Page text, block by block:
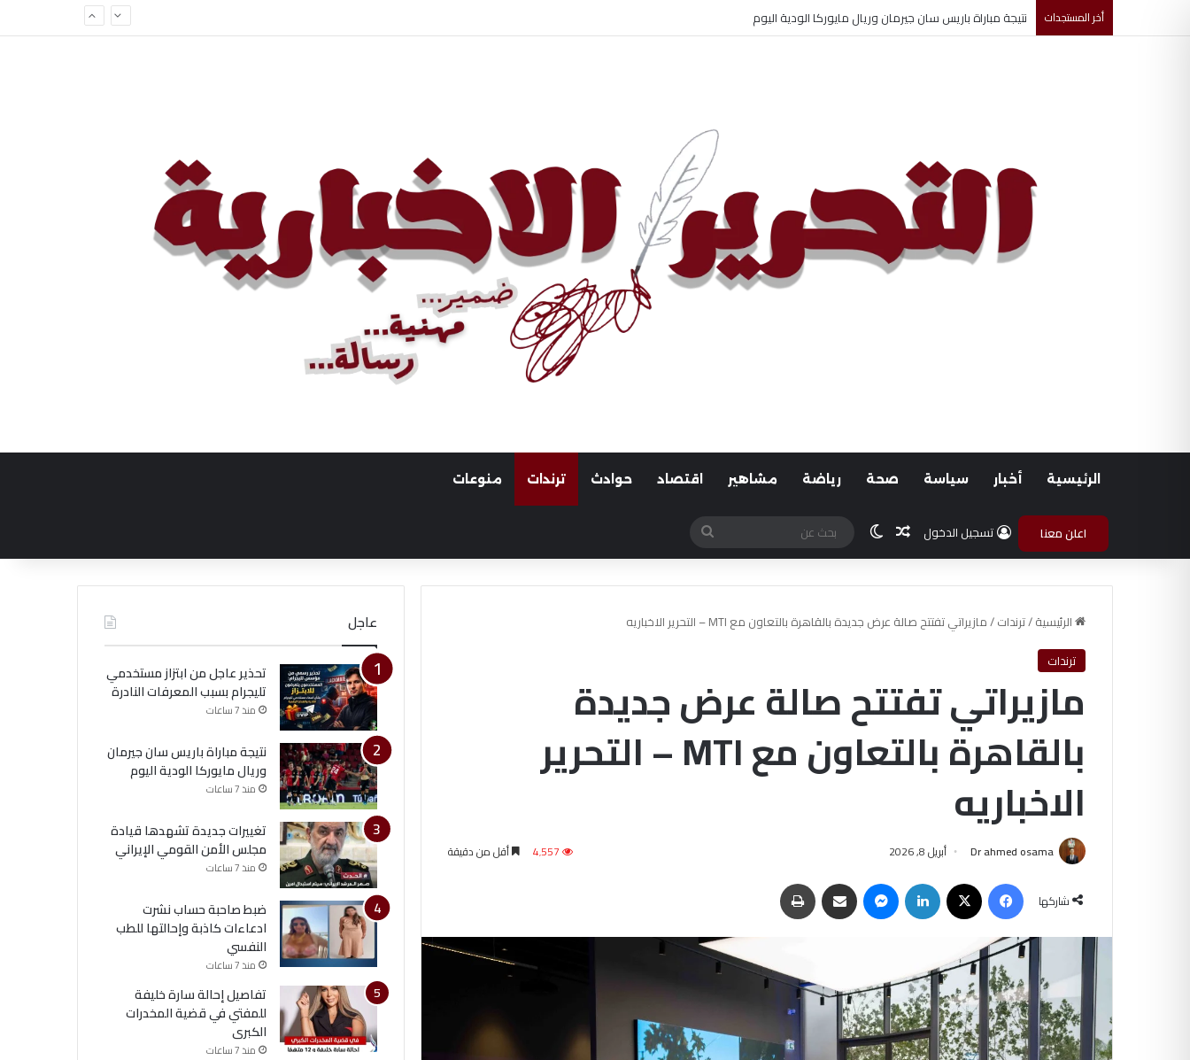
أخر المستجدات تغييرات جديدة تشهدها قيادة مجلس الأمن القومي الإيراني
الرئيسية أخبار سياسة صحة رياضة مشاهير اقتصاد حوادث ترندات منوعات
اعلن معنا تسجيل الدخول مقال عشوائي
الوضع المظلم
عن
الرئيسية/ترندات/مازيراتي تفتتح صالة عرض جديدة بالقاهرة بالتعاون مع MTI – التحرير الاخباريه
ترندات
مازيراتي تفتتح صالة عرض جديدة
بالقاهرة بالتعاون مع MTI – التحرير
الاخباريه
Dr ahmed osama أبريل 8, 2026 4٬557 أقل من دقيقة
شاركها
عاجل
تحذير عاجل من ابتزاز مستخدمي
تليجرام بسبب المعرفات النادرة
منذ 7 ساعات
نتيجة مباراة باريس سان جيرمان
وريال مايوركا الودية اليوم
منذ 7 ساعات
تغييرات جديدة تشهدها قيادة
مجلس الأمن القومي الإيراني
منذ 7 ساعات
ضبط صاحبة حساب نشرت
ادعاءات كاذبة وإحالتها للطب
النفسي
منذ 7 ساعات
تفاصيل إحالة سارة خليفة
للمفتي في قضية المخدرات
الكبرى
منذ 7 ساعات